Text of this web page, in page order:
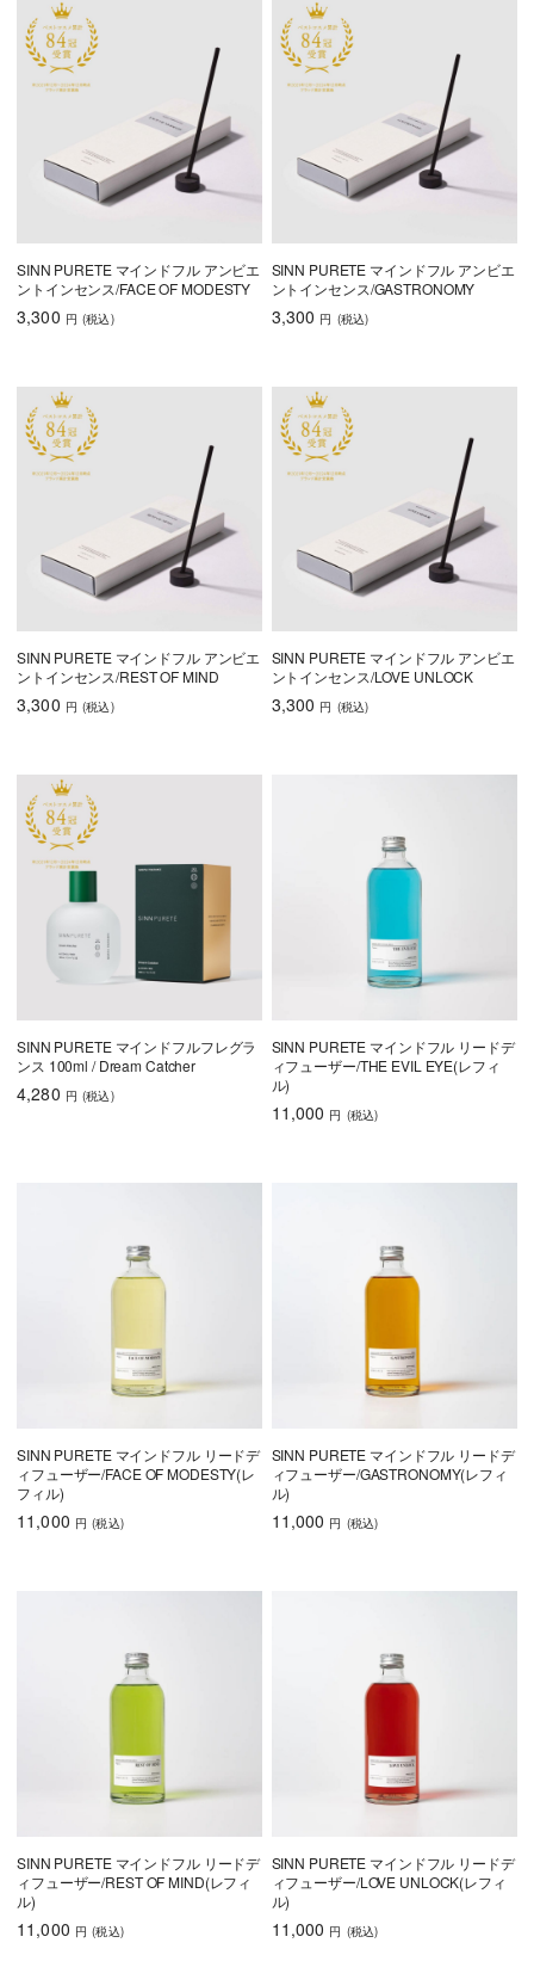
SINN PURETE マインドフル アンビエ
ントインセンス/FACE OF MODESTY
3,300 円 (税込)
SINN PURETE マインドフル アンビエ
ントインセンス/GASTRONOMY
3,300 円 (税込)
SINN PURETE マインドフル アンビエ
ントインセンス/REST OF MIND
3,300 円 (税込)
SINN PURETE マインドフル アンビエ
ントインセンス/LOVE UNLOCK
3,300 円 (税込)
SINN PURETE マインドフルフレグラ
ンス 100ml / Dream Catcher
4,280 円 (税込)
SINN PURETE マインドフル リードデ
ィフューザー/THE EVIL EYE(レフィ
ル)
11,000 円 (税込)
SINN PURETE マインドフル リードデ
ィフューザー/FACE OF MODESTY(レ
フィル)
11,000 円 (税込)
SINN PURETE マインドフル リードデ
ィフューザー/GASTRONOMY(レフィ
ル)
11,000 円 (税込)
SINN PURETE マインドフル リードデ
ィフューザー/REST OF MIND(レフィ
ル)
11,000 円 (税込)
SINN PURETE マインドフル リードデ
ィフューザー/LOVE UNLOCK(レフィ
ル)
11,000 円 (税込)